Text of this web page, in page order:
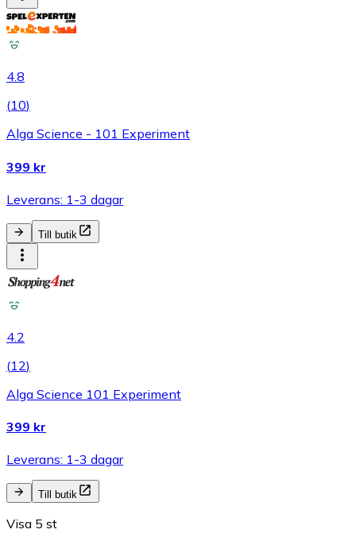
4.8
(10)
Alga Science - 101 Experiment
399 kr
Leverans: 1-3 dagar
Till butik
4.2
(12)
Alga Science 101 Experiment
399 kr
Leverans: 1-3 dagar
Till butik
Visa 5 st